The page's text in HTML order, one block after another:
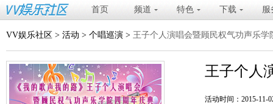
首页 频道 特色 下载 服
VV娱乐社区 > 活动 > 个唱巡演 > 王子个人演唱会暨顾民权气功声乐学
王子个人
活动时间：2015-11-